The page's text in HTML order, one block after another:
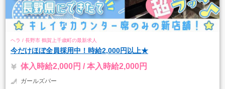
ヘラ / 長野市 鶴賀上千歳町の最新求人
今だけほぼ全員採用中！時給2,000円以上★
体入時給2,000円 / 本入時給2,000円
ガールズバー